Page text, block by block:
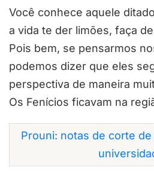
Você conhece aquele
a vida te der limões, faça
Pois bem, se pensarmos
podemos dizer que eles
perspectiva de maneira
Os Fenícios ficavam na
Prouni: notas de corte